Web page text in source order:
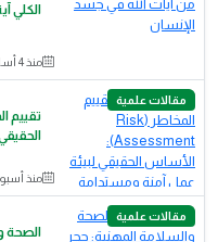
الكلي
منذ 4 أسابيع
مقالات علمية
منذ
مقالات علمية
الصحة